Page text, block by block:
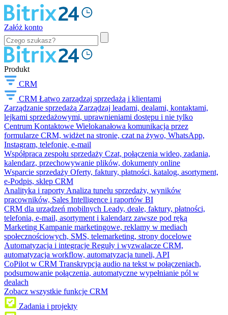
Załóż konto
Produkt
CRM
CRM Łatwo zarządzaj sprzedażą i klientami
Zarządzanie sprzedażą Zarządzaj leadami, dealami, kontaktami,
lejkami sprzedażowymi, uprawnieniami dostępu i nie tylko
Centrum Kontaktowe Wielokanałowa komunikacja przez
formularze CRM, widżet na stronie, czat na żywo, WhatsApp,
Instagram, telefonię, e-mail
Współpraca zespołu sprzedaży Czat, połączenia wideo, zadania,
kalendarz, przechowywanie plików, dokumenty online
Wsparcie sprzedaży Oferty, faktury, płatności, katalog, asortyment,
e-Podpis, sklep CRM
Analityka i raporty Analiza tunelu sprzedaży, wyników
pracowników, Sales Intelligence i raportów BI
CRM dla urządzeń mobilnych Leady, deale, faktury, płatności,
telefonia, e-mail, asortyment i kalendarz zawsze pod ręką
Marketing Kampanie marketingowe, reklamy w mediach
społecznościowych, SMS, telemarketing, strony docelowe
Automatyzacja i integracje Reguły i wyzwalacze CRM,
automatyzacja workflow, automatyzacja tuneli, API
CoPilot w CRM Transkrypcja audio na tekst w połączeniach,
podsumowanie połączenia, automatyczne wypełnianie pól w
dealach
Zobacz wszystkie funkcje CRM
Zadania i projekty